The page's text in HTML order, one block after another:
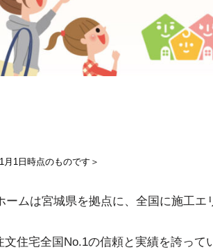
月1日時点のものです＞
ームは宮城県を拠点に、全国に施工エ
住宅全国No.1の信頼と実績を誇って